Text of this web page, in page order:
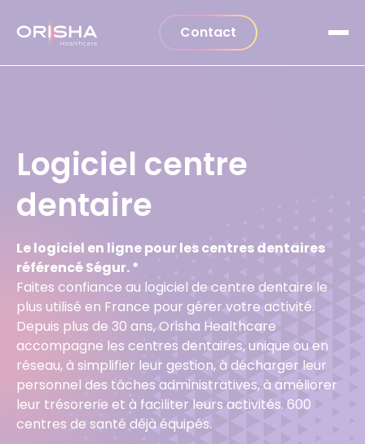
Contact
Logiciel centre
dentaire
Le logiciel en ligne pour les centres dentaires
référencé Ségur. *
Faites confiance au logiciel de centre dentaire le
plus utilisé en France pour gérer votre activité.
Depuis plus de 30 ans, Orisha Healthcare
accompagne les centres dentaires, unique ou en
réseau, à simplifier leur gestion, à décharger leur
personnel des tâches administratives, à améliorer
leur trésorerie et à faciliter leurs activités. 600
centres de santé déjà équipés.